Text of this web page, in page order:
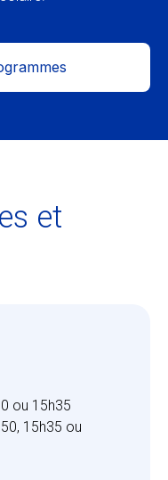
et
ou 15h35
15h35 ou